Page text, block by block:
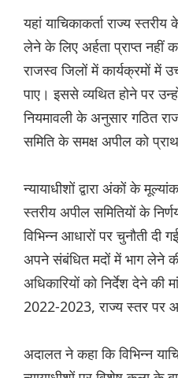
यहां याचिकाकर्ता राज्य
लेने के लिए अर्हता प्राप्त
राजस्व जिलों में कार्यक्रमों में
पाए। इससे व्यथित होने पर
नियमावली के अनुसार गठित
समिति के समक्ष अपील को
न्यायाधीशों द्वारा अंकों के
स्तरीय अपील समितियों के
विभिन्न आधारों पर चुनौती
अपने संबंधित मदों में भाग लेने
अधिकारियों को निर्देश देने
2022-2023, राज्य स्तर पर
अदालत ने कहा कि विभिन्न